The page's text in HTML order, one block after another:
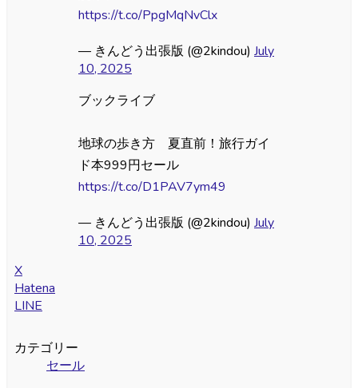
https://t.co/PpgMqNvClx
— きんどう出張版 (@2kindou) July
10, 2025
ブックライブ
地球の歩き方 夏直前！旅行ガイ
ド本999円セール
https://t.co/D1PAV7ym49
— きんどう出張版 (@2kindou) July
10, 2025
X
Hatena
LINE
カテゴリー
セール